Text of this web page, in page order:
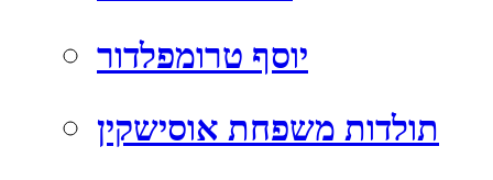
יוסף טרומפלדור
תולדות משפחת אוסישקין